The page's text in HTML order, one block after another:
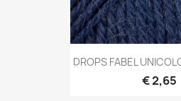
DROPS FABEL
€ 2,65